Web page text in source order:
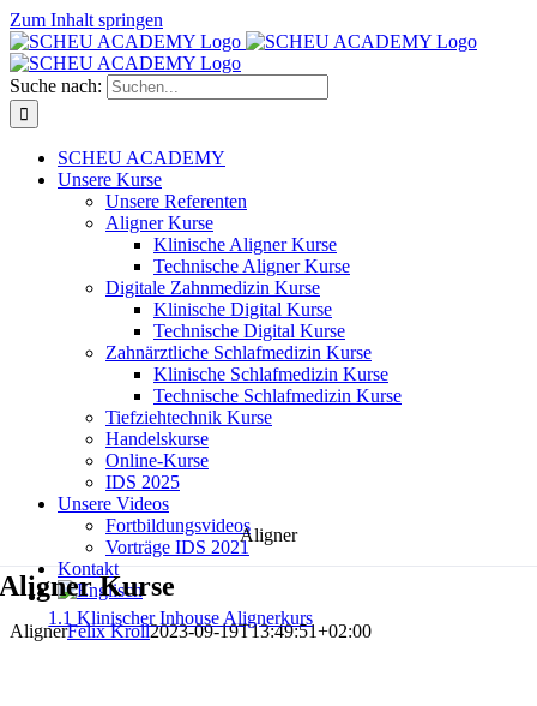
Zum Inhalt springen
Suche nach:
SCHEU ACADEMY
Unsere Kurse
Unsere Referenten
Aligner Kurse
Klinische Aligner Kurse
Technische Aligner Kurse
Digitale Zahnmedizin Kurse
Klinische Digital Kurse
Technische Digital Kurse
Zahnärztliche Schlafmedizin Kurse
Klinische Schlafmedizin Kurse
Technische Schlafmedizin Kurse
Tiefziehtechnik Kurse
Handelskurse
Online-Kurse
IDS 2025
Unsere Videos
Fortbildungsvideos
Vorträge IDS 2021
Kontakt
AlignerFelix Kroll2023-09-19T13:49:51+02:00
Aligner Kurse
Aligner
1.1 Klinischer Inhouse Alignerkurs